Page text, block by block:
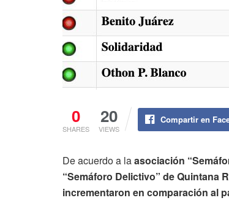
0
SHARES
20
VIEWS
Compartir en
De acuerdo a laasociación
“Semáforo Delictivo” de Quintana
incrementaron en comparación al